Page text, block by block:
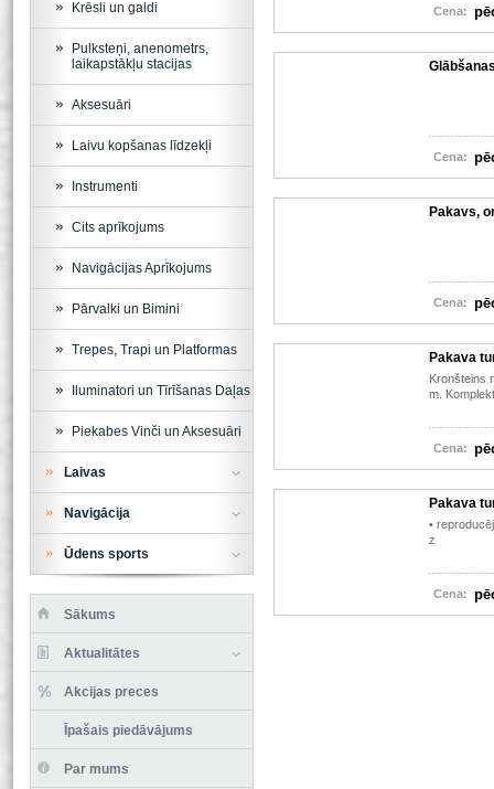
Cena:
Cena:
Pakavs,
Cena:
Pakava
Kronšteins
m.
Cena:
Pakava
•
z
Cena:
Krēsli un galdi
Pulksteņi, anenometrs,
laikapstākļu stacijas
Aksesuāri
Laivu kopšanas līdzekļi
Instrumenti
Cits aprīkojums
Navigācijas Aprīkojums
Pārvalki un Bimini
Trepes, Trapi un Platformas
Iluminatori un Tīrīšanas Daļas
Piekabes Vinči un Aksesuāri
Laivas
Navigācija
Ūdens sports
Sākums
Aktualitātes
Akcijas preces
Īpašais piedāvājums
Par mums